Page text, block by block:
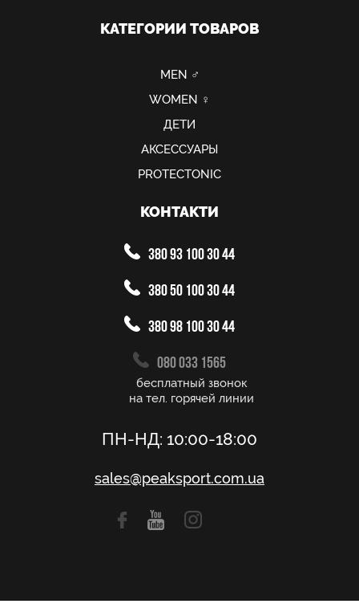
КАТЕГОРИИ ТОВАРОВ
MEN ♂
WOMEN ♀
ДЕТИ
АКСЕССУАРЫ
PROTECTONIC
КОНТАКТИ
380 93 100 30 44
380 50 100 30 44
380 98 100 30 44
080 033 1565
бесплатный звонок
на тел. горячей линии
ПН-НД: 10:00-18:00
sales@peaksport.com.ua